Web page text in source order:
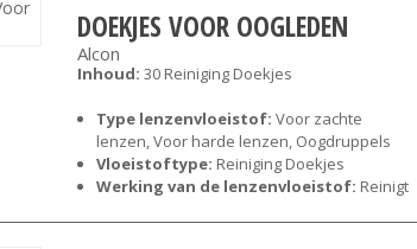
DOEKJES VOOR OOGLEDEN
Alcon
Inhoud: 30 Reiniging Doekjes
Type lenzenvloeistof: Voor zachte
lenzen, Voor harde lenzen, Oogdruppels
Vloeistoftype: Reiniging Doekjes
Werking van de lenzenvloeistof: Reinigt